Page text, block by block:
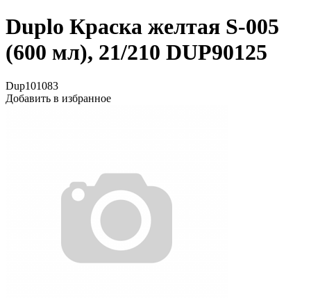
Duplo Краска желтая S-005
(600 мл), 21/210 DUP90125
Dup101083
Добавить в избранное